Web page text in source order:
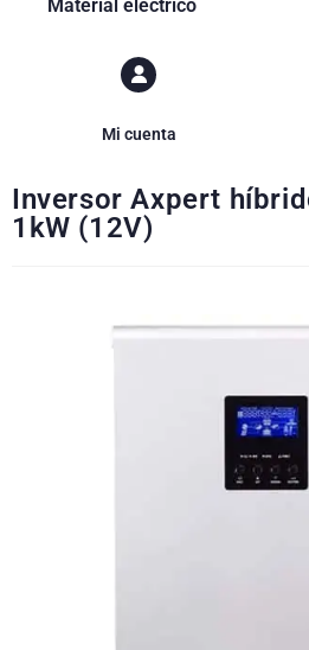
Material eléctrico
Mi cuenta
Inversor Axpert
1kW (12V)